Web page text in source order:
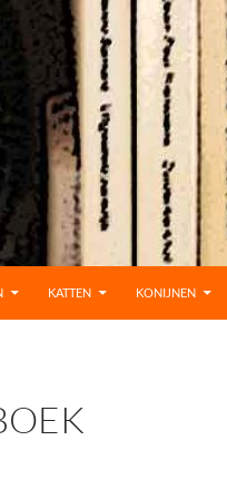
KATTEN KONIJNEN